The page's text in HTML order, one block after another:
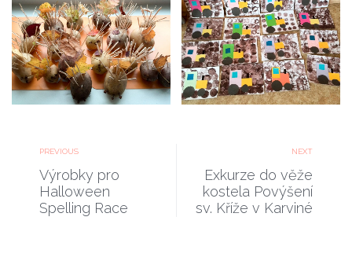
Brambora-1.A-16
PREVIOUS
Výrobky pro
Halloween
Spelling Race
NEXT
Exkurze do věže
kostela Povýšení
sv. Kříže v Karviné